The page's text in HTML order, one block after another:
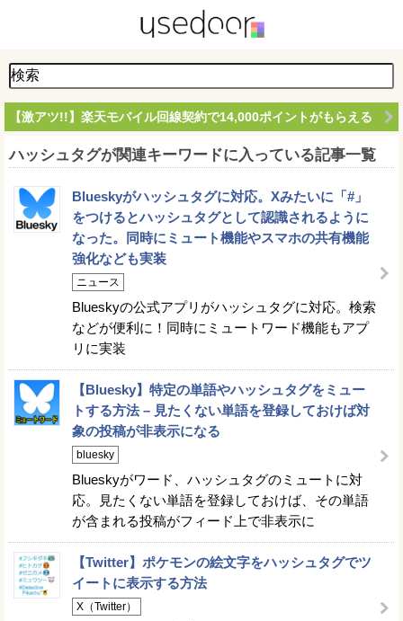
【激アツ!!】楽天モバイル回線契約で14,000ポイントがもらえる
ハッシュタグが関連キーワードに入っている記事一覧
Blueskyがハッシュタグに対応。Xみたいに「#」
をつけるとハッシュタグとして認識されるように
なった。同時にミュート機能やスマホの共有機能
強化なども実装
ニュース
Blueskyの公式アプリがハッシュタグに対応。検索
などが便利に！同時にミュートワード機能もアプ
リに実装
【Bluesky】特定の単語やハッシュタグをミュー
トする方法 – 見たくない単語を登録しておけば対
象の投稿が非表示になる
bluesky
Blueskyがワード、ハッシュタグのミュートに対
応。見たくない単語を登録しておけば、その単語
が含まれる投稿がフィード上で非表示に
【Twitter】ポケモンの絵文字をハッシュタグでツ
イートに表示する方法
X（Twitter）